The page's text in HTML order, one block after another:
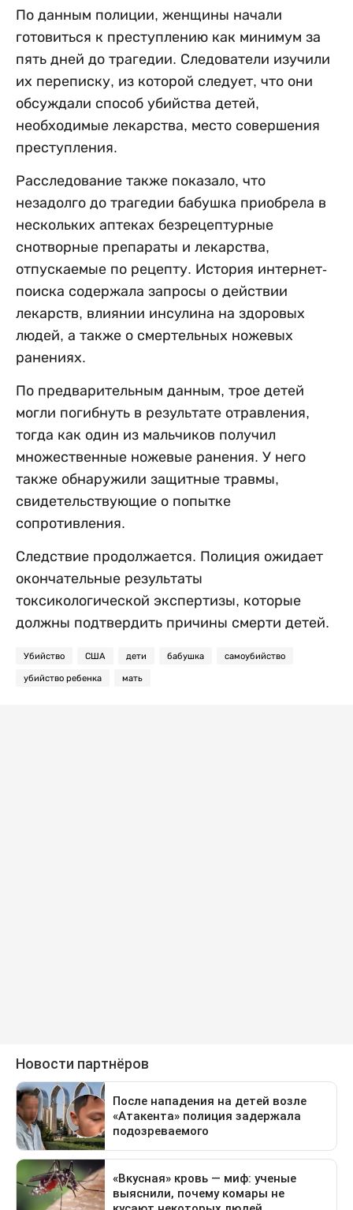
По данным полиции, женщины начали
готовиться к преступлению как минимум за
пять дней до трагедии. Следователи изучили
их переписку, из которой следует, что они
обсуждали способ убийства детей,
необходимые лекарства, место совершения
преступления.
Расследование также показало, что
незадолго до трагедии бабушка приобрела в
нескольких аптеках безрецептурные
снотворные препараты и лекарства,
отпускаемые по рецепту. История интернет-
поиска содержала запросы о действии
лекарств, влиянии инсулина на здоровых
людей, а также о смертельных ножевых
ранениях.
По предварительным данным, трое детей
могли погибнуть в результате отравления,
тогда как один из мальчиков получил
множественные ножевые ранения. У него
также обнаружили защитные травмы,
свидетельствующие о попытке
сопротивления.
Следствие продолжается. Полиция ожидает
окончательные результаты
токсикологической экспертизы, которые
должны подтвердить причины смерти детей.
Убийство США дети бабушка самоубийство
убийство ребенка мать